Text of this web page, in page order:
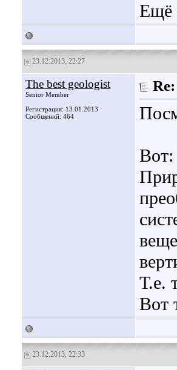
Ещё
23.12.2013, 22:27
The best geologist
Senior Member
Регистрация: 13.01.2013
Сообщений: 464
Вот:
Т.е.
Вот
23.12.2013, 22:33